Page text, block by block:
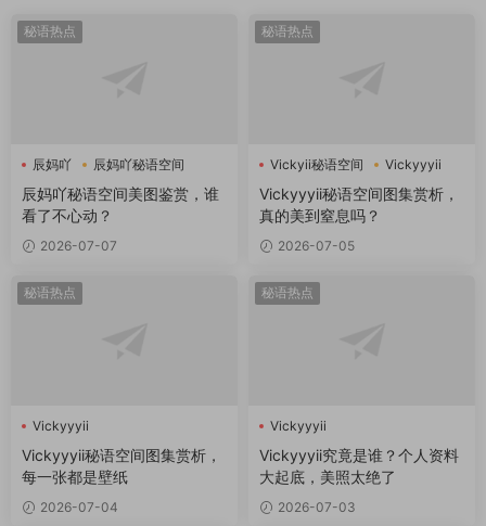
秘语热点
辰妈吖 辰妈吖秘语空间
辰妈吖秘语空间美图鉴赏，谁
看了不心动？
2026-07-07
秘语热点
Vickyii秘语空间 Vickyyyii
Vickyyyii秘语空间图集赏析，
真的美到窒息吗？
2026-07-05
秘语热点
Vickyyyii
Vickyyyii秘语空间图集赏析，
每一张都是壁纸
2026-07-04
秘语热点
Vickyyyii
Vickyyyii究竟是谁？个人资料
大起底，美照太绝了
2026-07-03